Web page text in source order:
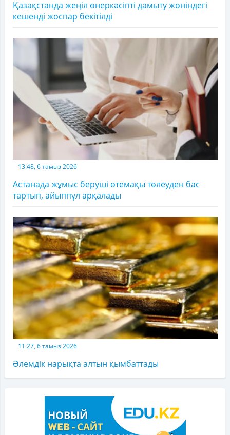
Қазақстанда жеңіл өнеркәсіпті дамыту жөніндегі
кешенді жоспар бекітілді
13:48, 6 тамыз 2026
Астанада жұмыс беруші өтемақы төлеуден бас
тартып, айыппұл арқалады
11:27, 6 тамыз 2026
Әлемдік нарықта алтын қымбаттады